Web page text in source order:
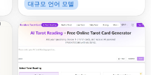
대규모 언어 모델